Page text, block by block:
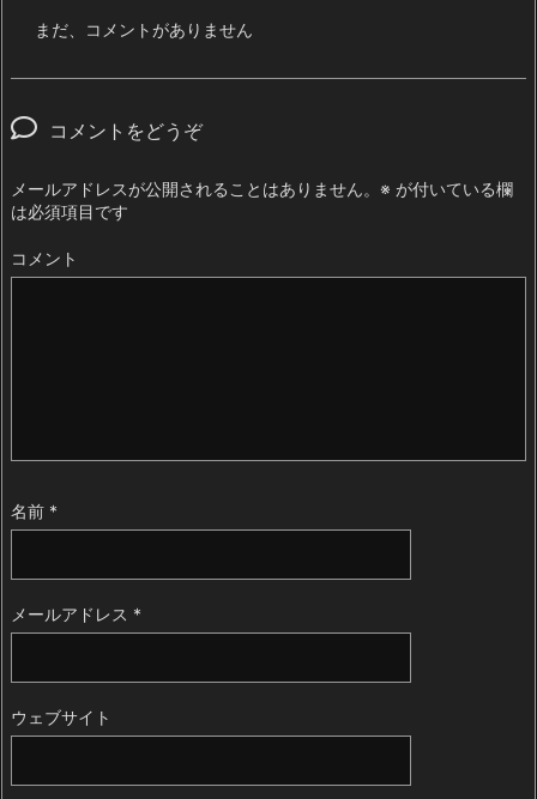
まだ、コメントがありません
コメントをどうぞ
メールアドレスが公開されることはありません。 ※ が付いている欄
は必須項目です
コメント
名前 *
メールアドレス *
ウェブサイト